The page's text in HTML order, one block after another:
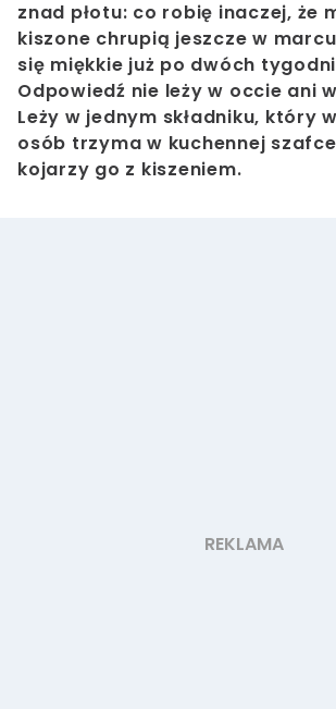
znad płotu: co robię inaczej, że
kiszone chrupią jeszcze w
się miękkie już po dwóch
Odpowiedź nie leży w occie ani
Leży w jednym składniku, który
osób trzyma w kuchennej
kojarzy go z kiszeniem.